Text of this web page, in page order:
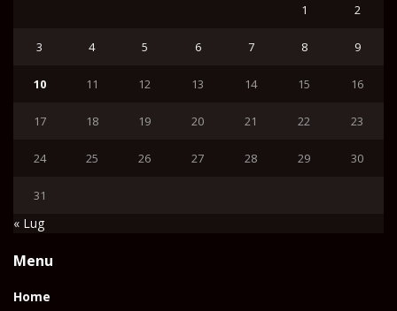
1 2
3 4 5 6 7 8 9
10 11 12 13 14 15 16
17 18 19 20 21 22 23
24 25 26 27 28 29 30
31
« Lug
Menu
Home